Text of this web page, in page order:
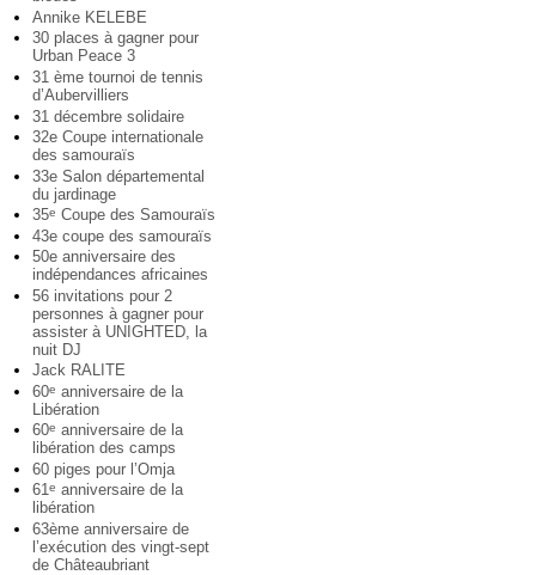
Annike KELEBE
30 places à gagner pour
Urban Peace 3
31 ème tournoi de tennis
d’Aubervilliers
31 décembre solidaire
32e Coupe internationale
des samouraïs
33e Salon départemental
du jardinage
35e Coupe des Samouraïs
43e coupe des samouraïs
50e anniversaire des
indépendances africaines
56 invitations pour 2
personnes à gagner pour
assister à UNIGHTED, la
nuit DJ
Jack RALITE
60e anniversaire de la
Libération
60e anniversaire de la
libération des camps
60 piges pour l’Omja
61e anniversaire de la
libération
63ème anniversaire de
l’exécution des vingt-sept
de Châteaubriant